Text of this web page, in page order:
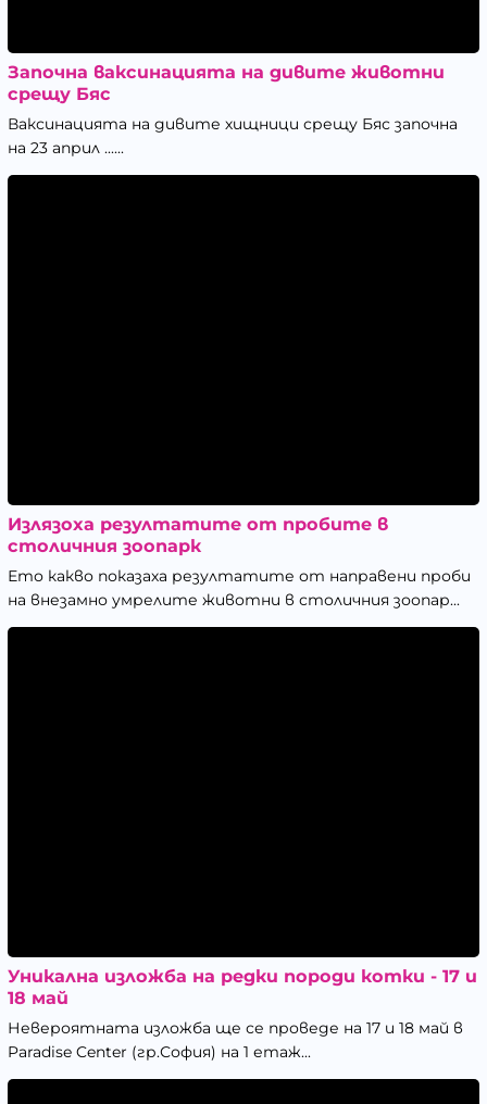
Започна ваксинацията на дивите животни
срещу Бяс
Ваксинацията на дивите хищници срещу Бяс започна
на 23 април ......
Излязоха резултатите от пробите в
столичния зоопарк
Ето какво показаха резултатите от направени проби
на внезамно умрелите животни в столичния зоопар...
Уникална изложба на редки породи котки - 17 и
18 май
Невероятната изложба ще се проведе на 17 и 18 май в
Paradise Center (гр.София) на 1 етаж...